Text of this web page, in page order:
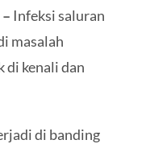
Infeksi saluran
masalah
di kenali dan
di banding